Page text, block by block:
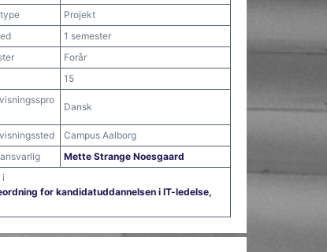
Projekt
1 semester
Forår
15
Dansk
Campus Aalborg
Mette Strange Noesgaard
i
for kandidatuddannelsen i IT-ledelse,